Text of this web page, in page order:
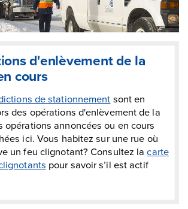
d'enlèvement de la
cours
de stationnement sont en
des opérations d'enlèvement de la
opérations annoncées ou en cours
ici. Vous habitez sur une rue où
un feu clignotant? Consultez lacarte
pour savoir s’il est actif